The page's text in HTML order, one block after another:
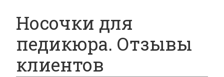
Носочки для
педикюра. Отзывы
клиентов